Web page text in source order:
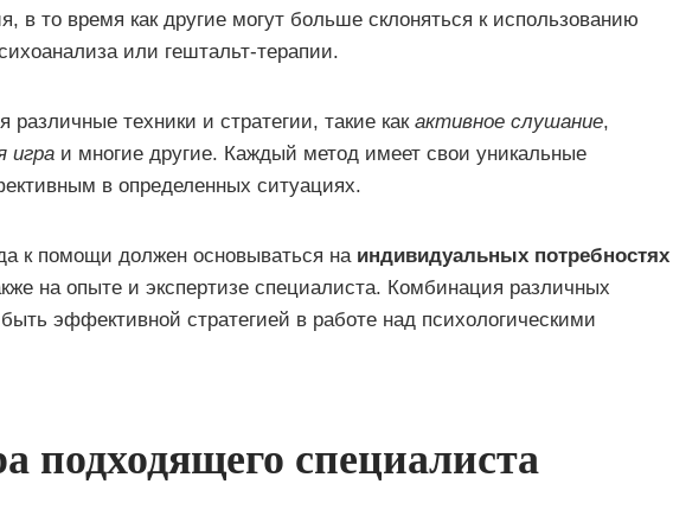
в то время как другие могут больше склоняться к использованию
или гештальт-терапии.
различные техники и стратегии, такие как активное слушание,
игра и многие другие. Каждый метод имеет свои уникальные
в определенных ситуациях.
к помощи должен основываться на индивидуальных потребностях
на опыте и экспертизе специалиста. Комбинация различных
эффективной стратегией в работе над психологическими
подходящего специалиста